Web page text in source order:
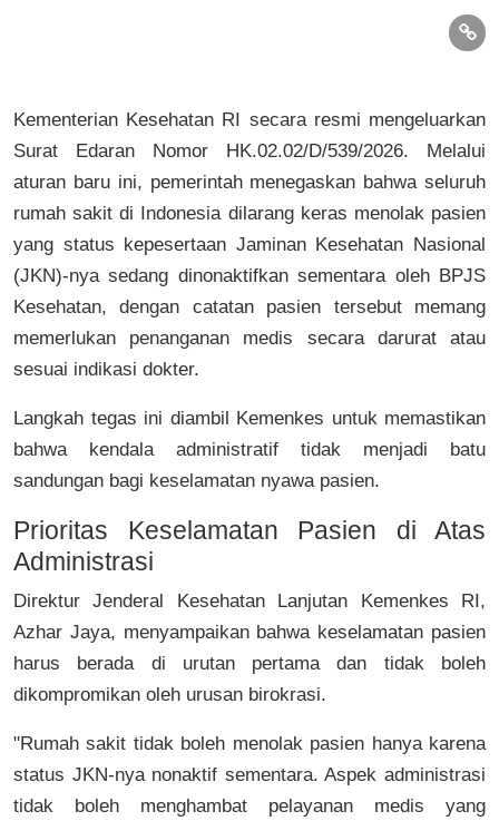
Kementerian Kesehatan RI secara resmi mengeluarkan
Surat Edaran Nomor HK.02.02/D/539/2026. Melalui
aturan baru ini, pemerintah menegaskan bahwa seluruh
rumah sakit di Indonesia dilarang keras menolak pasien
yang status kepesertaan Jaminan Kesehatan Nasional
(JKN)-nya sedang dinonaktifkan sementara oleh BPJS
Kesehatan, dengan catatan pasien tersebut memang
memerlukan penanganan medis secara darurat atau
sesuai indikasi dokter.
Langkah tegas ini diambil Kemenkes untuk memastikan
bahwa kendala administratif tidak menjadi batu
sandungan bagi keselamatan nyawa pasien.
Prioritas Keselamatan Pasien di Atas
Administrasi
Direktur Jenderal Kesehatan Lanjutan Kemenkes RI,
Azhar Jaya, menyampaikan bahwa keselamatan pasien
harus berada di urutan pertama dan tidak boleh
dikompromikan oleh urusan birokrasi.
"Rumah sakit tidak boleh menolak pasien hanya karena
status JKN-nya nonaktif sementara. Aspek administrasi
tidak boleh menghambat pelayanan medis yang